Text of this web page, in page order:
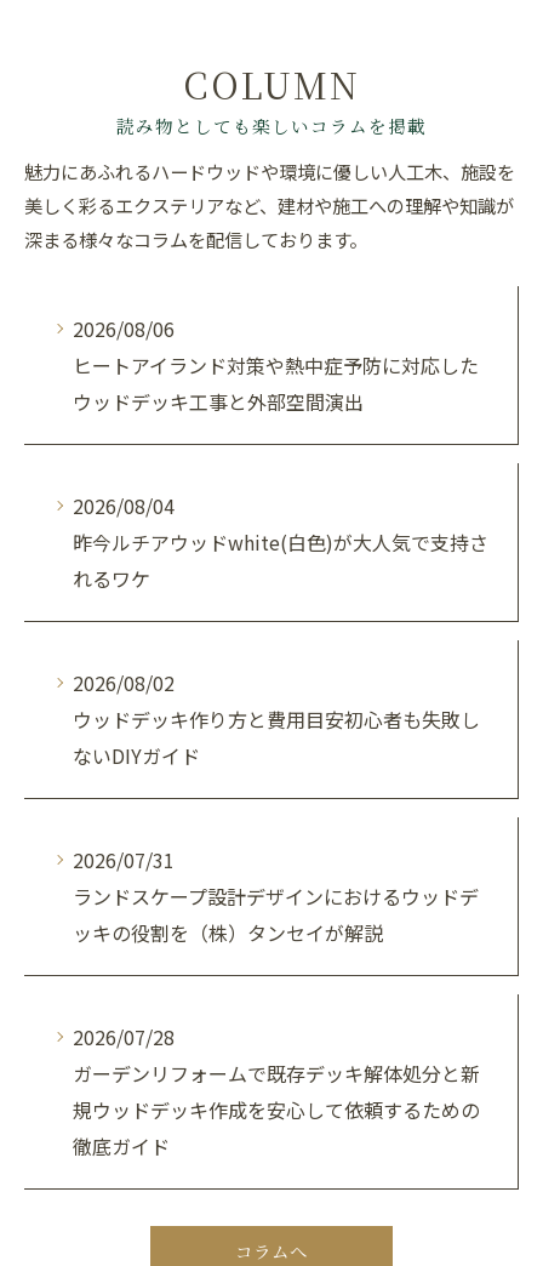
読み物としても楽しいコラムを掲載
COLUMN
魅力にあふれるハードウッドや環境に優しい人工木、施設を
美しく彩るエクステリアなど、建材や施工への理解や知識が
深まる様々なコラムを配信しております。
2026/08/06
ヒートアイランド対策や熱中症予防に対応した
ウッドデッキ工事と外部空間演出
2026/08/04
昨今ルチアウッドwhite(白色)が大人気で支持さ
れるワケ
2026/08/02
ウッドデッキ作り方と費用目安初心者も失敗し
ないDIYガイド
2026/07/31
ランドスケープ設計デザインにおけるウッドデ
ッキの役割を（株）タンセイが解説
2026/07/28
ガーデンリフォームで既存デッキ解体処分と新
規ウッドデッキ作成を安心して依頼するための
徹底ガイド
コラムへ